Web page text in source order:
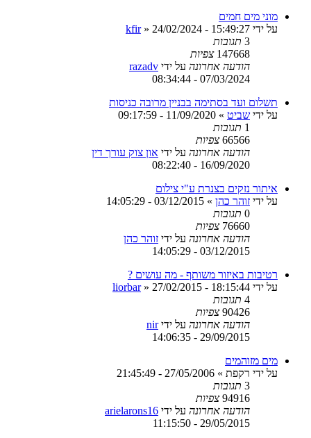
מוני מים חמים
על ידי
kfir» 24/02/2024 - 15:49:27
3 תגובות
147668 צפיות
הודעה אחרונה על ידי razadv
07/03/2024 - 08:34:44
תשלום ועד בסתימה בבניין מרובה כניסות
על ידי שביט »
11/09/2020 - 09:17:59
1 תגובות
66566 צפיות
הודעה אחרונה על ידי און צוק עורך דין
16/09/2020 - 08:22:40
איתור נזקים בצנרת ע"י צילום
על ידי זוהר כהן »
03/12/2015 - 14:05:29
0 תגובות
76660 צפיות
הודעה אחרונה על ידי זוהר כהן
03/12/2015 - 14:05:29
רטיבות באיזור משותף - מה עושים ?
על ידי
liorbar» 27/02/2015 - 18:15:44
4 תגובות
90426 צפיות
הודעה אחרונה על ידיnir
29/09/2015 - 14:06:35
מים מזוהמים
על ידי רקפת »
27/05/2006 - 21:45:49
3 תגובות
94916 צפיות
הודעה אחרונה על ידי arielarons16
29/05/2015 - 11:15:50